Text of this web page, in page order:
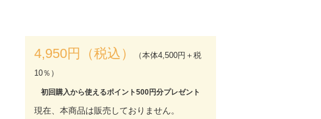
4,950円（税込）
（本体4,500円＋税
10％）
初回購入から使えるポイント500円分プレゼント
現在、本商品は販売しておりません。